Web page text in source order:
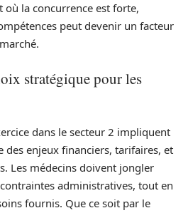
la concurrence est forte,
peut devenir un facteur
stratégique pour les
dans le secteur 2 impliquent
des enjeux financiers, tarifaires, et
Les médecins doivent jongler
administratives, tout en
fournis. Que ce soit par le